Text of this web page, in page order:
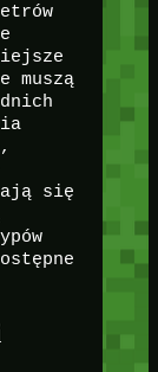
muszą
się